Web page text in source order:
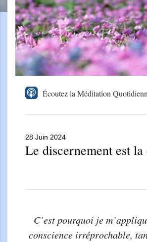
Écoutez la Méditation
28 Juin 2024
Le discernement est
C’est pourquoi je
conscience irréprochable,